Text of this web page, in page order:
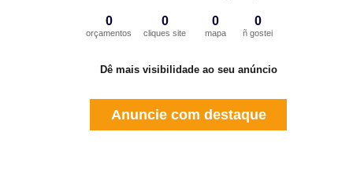
0
orçamentos
0
cliques site
0
mapa
0
ñ gostei
Dê mais visibilidade ao seu anúncio
Anuncie com destaque